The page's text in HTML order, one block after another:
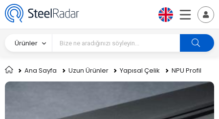
Ürünler
Ana Sayfa Uzun Ürünler Yapısal Çelik NPU Profil